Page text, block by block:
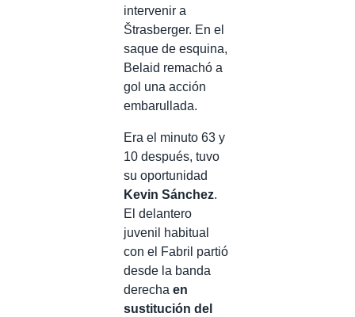
intervenir a
Štrasberger. En el
saque de esquina,
Belaid remachó a
gol una acción
embarullada.
Era el minuto 63 y
10 después, tuvo
su oportunidad
Kevin Sánchez.
El delantero
juvenil habitual
con el Fabril partió
desde la banda
derecha en
sustitución del